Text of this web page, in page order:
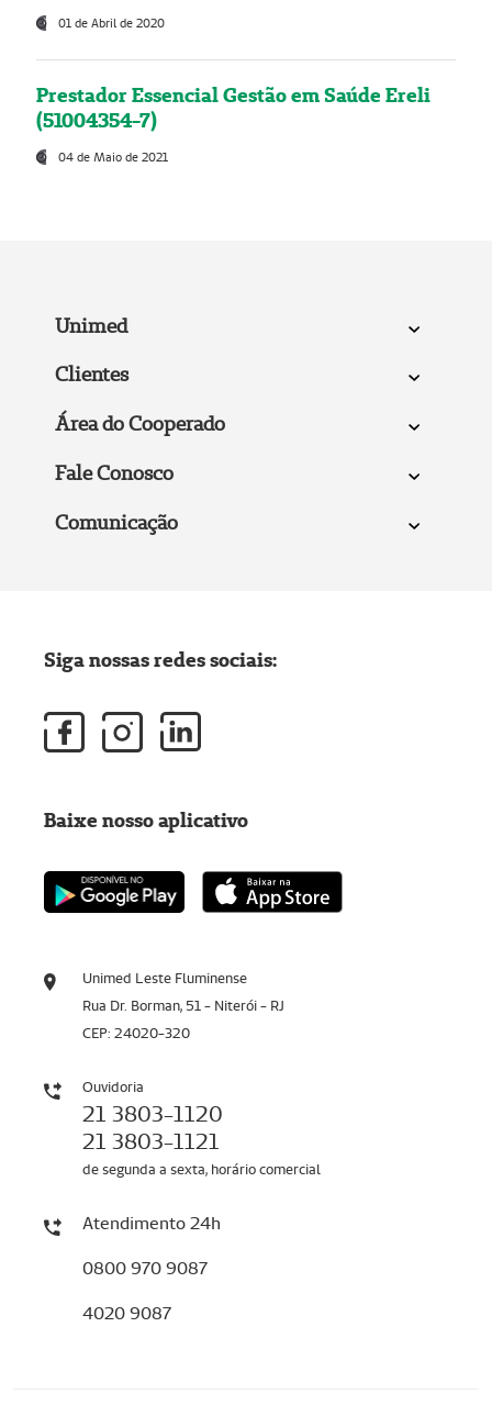
01 de Abril de 2020
Prestador Essencial Gestão em Saúde Ereli
(51004354-7)
04 de Maio de 2021
Unimed
Clientes
Área do Cooperado
Fale Conosco
Comunicação
Unimed Leste Fluminense
Rua Dr. Borman, 51 - Niterói - RJ
CEP: 24020-320
Ouvidoria
21 3803-1120
21 3803-1121
de segunda a sexta, horário comercial
Atendimento 24h
0800 970 9087
4020 9087
Siga nossas redes sociais:
Baixe nosso aplicativo